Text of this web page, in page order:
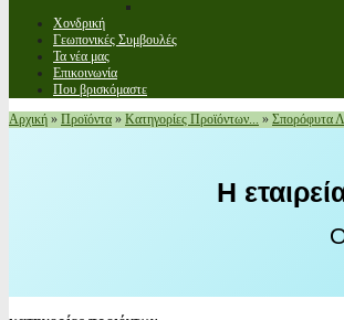
Χονδρική
Γεωπονικές Συμβουλές
Τα νέα μας
Επικοινωνία
Που βρισκόμαστε
Αρχική » Προϊόντα » Κατηγορίες Προϊόντων... » Σπορόφυτα
Η